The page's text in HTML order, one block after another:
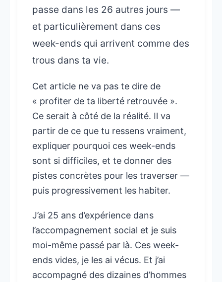
passe dans les 26 autres jours —
et particulièrement dans ces
week-ends qui arrivent comme des
trous dans ta vie.
Cet article ne va pas te dire de
« profiter de ta liberté retrouvée ».
Ce serait à côté de la réalité. Il va
partir de ce que tu ressens vraiment,
expliquer pourquoi ces week-ends
sont si difficiles, et te donner des
pistes concrètes pour les traverser —
puis progressivement les habiter.
J’ai 25 ans d’expérience dans
l’accompagnement social et je suis
moi-même passé par là. Ces week-
ends vides, je les ai vécus. Et j’ai
accompagné des dizaines d’hommes